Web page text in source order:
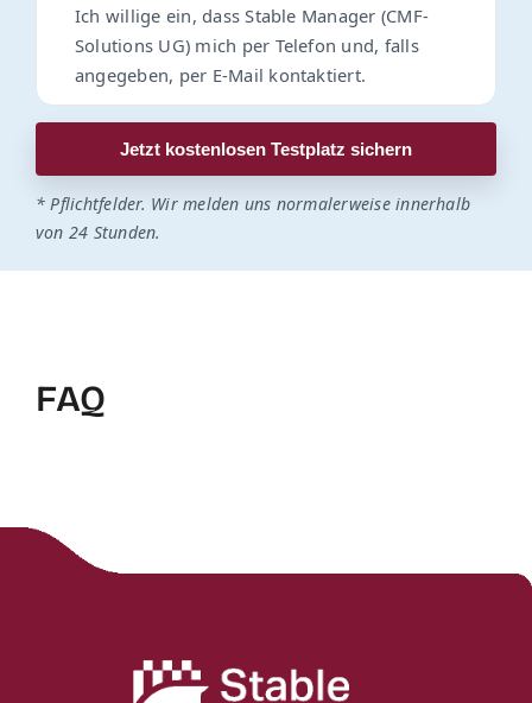
Ich willige ein, dass Stable Manager (CMF-
Solutions UG) mich per Telefon und, falls
angegeben, per E-Mail kontaktiert.
Jetzt kostenlosen Testplatz sichern
* Pflichtfelder. Wir melden uns normalerweise innerhalb
von 24 Stunden.
FAQ